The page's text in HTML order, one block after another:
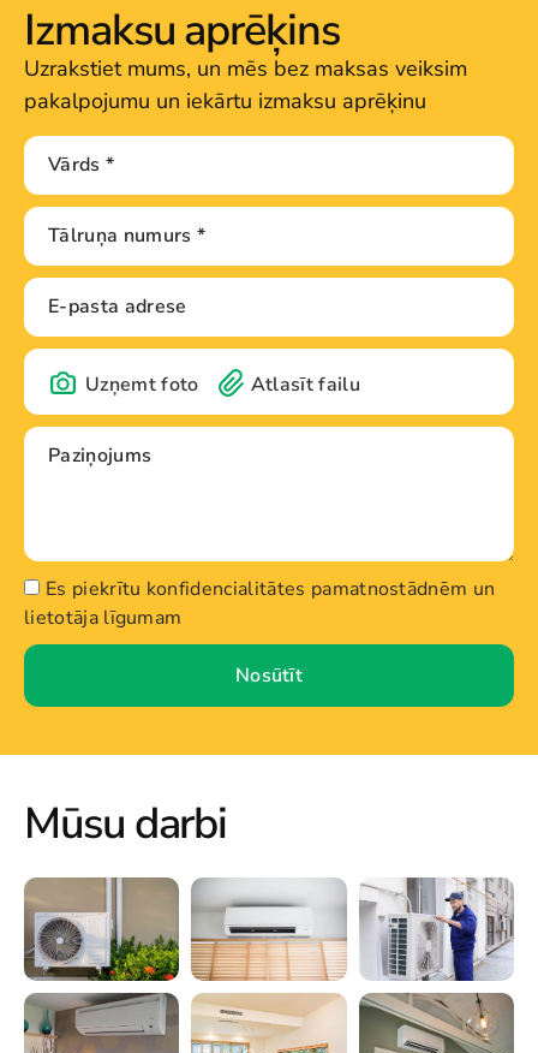
Izmaksu aprēķins
Uzrakstiet mums, un mēs bez maksas veiksim
pakalpojumu un iekārtu izmaksu aprēķinu
Uzņemt foto Atlasīt failu
Es piekrītu konfidencialitātes pamatnostādnēm un
lietotāja līgumam
Nosūtīt
Mūsu darbi